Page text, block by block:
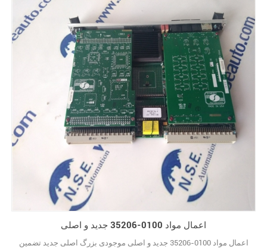
اعمال مواد 0100-35206 جدید و اصلی
اعمال مواد 0100-35206 جدید و اصلی موجودی بزرگ اصلی جدید تضمین